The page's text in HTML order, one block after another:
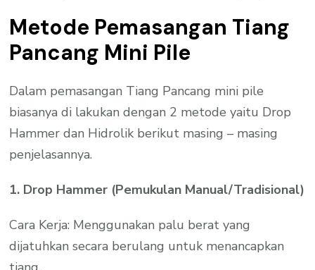
Metode Pemasangan Tiang
Pancang Mini Pile
Dalam pemasangan Tiang Pancang mini pile
biasanya di lakukan dengan 2 metode yaitu Drop
Hammer dan Hidrolik berikut masing – masing
penjelasannya.
1. Drop Hammer (Pemukulan Manual/Tradisional)
Cara Kerja: Menggunakan palu berat yang
dijatuhkan secara berulang untuk menancapkan